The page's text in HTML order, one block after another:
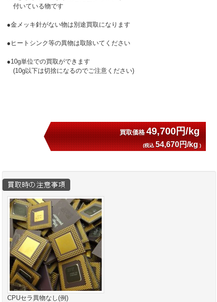
付いている物です
●金メッキ針がない物は別途買取になります
●ヒートシンク等の異物は取除いてください
●10g単位での買取ができます
(10g以下は切捨になるのでご注意ください)
買取価格 49,700円/kg
(税込 54,670円/kg )
CPUセラ異物なし(例)